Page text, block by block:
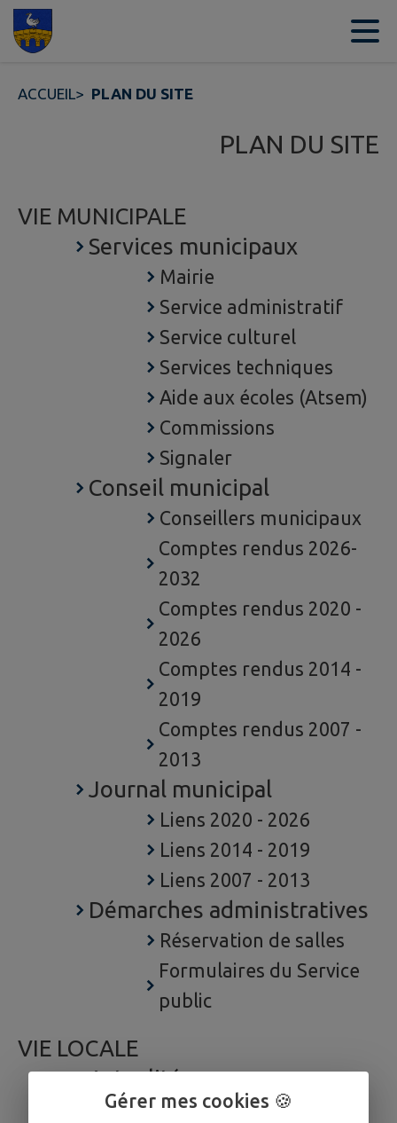
Contenu
ACCUEIL> PLAN DU SITE
PLAN DU SITE
VIE MUNICIPALE
Services municipaux
Mairie
Service administratif
Service culturel
Services techniques
Aide aux écoles (Atsem)
Commissions
Signaler
Conseil municipal
Conseillers municipaux
Comptes rendus 2026-
2032
Comptes rendus 2020 -
2026
Comptes rendus 2014 -
2019
Comptes rendus 2007 -
2013
Journal municipal
Liens 2020 - 2026
Liens 2014 - 2019
Liens 2007 - 2013
Démarches administratives
Réservation de salles
Formulaires du Service
public
VIE LOCALE
Actualités
Agenda
Gérer mes cookies 🍪